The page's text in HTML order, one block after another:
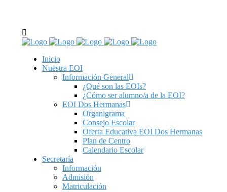
tel: 955 62 43 03
Inicio
Nuestra EOI
Información General
¿Qué son las EOIs?
¿Cómo ser alumno/a de la EOI?
EOI Dos Hermanas
Organigrama
Consejo Escolar
Oferta Educativa EOI Dos Hermanas
Plan de Centro
Calendario Escolar
Secretaría
Información
Admisión
Matriculación